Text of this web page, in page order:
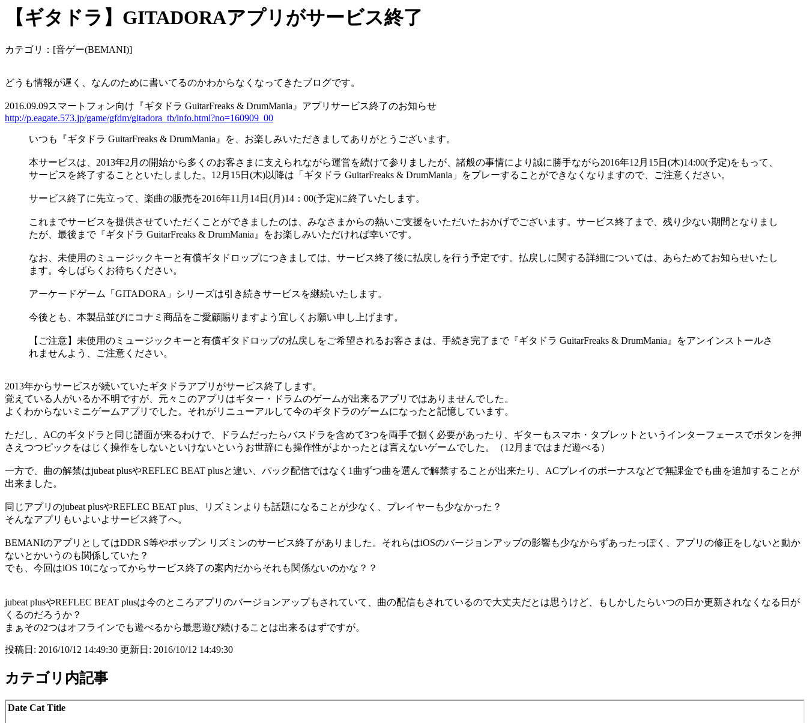
【ギタドラ】GITADORAアプリがサービス終了
カテゴリ：[音ゲー(BEMANI)]
どうも情報が遅く、なんのために書いてるのかわからなくなってきたブログです。
2016.09.09スマートフォン向け『ギタドラ GuitarFreaks & DrumMania』アプリサービス終了のお知らせ
http://p.eagate.573.jp/game/gfdm/gitadora_tb/info.html?no=160909_00
いつも『ギタドラ GuitarFreaks & DrumMania』を、お楽しみいただきましてありがとうございます。
本サービスは、2013年2月の開始から多くのお客さまに支えられながら運営を続けて参りましたが、諸般の事情により誠に勝手ながら2016年12月15日(木)14:00(予定)をもって、
サービスを終了することといたしました。12月15日(木)以降は「ギタドラ GuitarFreaks & DrumMania」をプレーすることができなくなりますので、ご注意ください。
サービス終了に先立って、楽曲の販売を2016年11月14日(月)14：00(予定)に終了いたします。
これまでサービスを提供させていただくことができましたのは、みなさまからの熱いご支援をいただいたおかげでございます。サービス終了まで、残り少ない期間となりまし
たが、最後まで『ギタドラ GuitarFreaks & DrumMania』をお楽しみいただければ幸いです。
なお、未使用のミュージックキーと有償ギタドロップにつきましては、サービス終了後に払戻しを行う予定です。払戻しに関する詳細については、あらためてお知らせいたし
ます。今しばらくお待ちください。
アーケードゲーム「GITADORA」シリーズは引き続きサービスを継続いたします。
今後とも、本製品並びにコナミ商品をご愛顧賜りますよう宜しくお願い申し上げます。
【ご注意】未使用のミュージックキーと有償ギタドロップの払戻しをご希望されるお客さまは、手続き完了まで『ギタドラ GuitarFreaks & DrumMania』をアンインストールさ
れませんよう、ご注意ください。
2013年からサービスが続いていたギタドラアプリがサービス終了します。
覚えている人がいるか不明ですが、元々このアプリはギター・ドラムのゲームが出来るアプリではありませんでした。
よくわからないミニゲームアプリでした。それがリニューアルして今のギタドラのゲームになったと記憶しています。
ただし、ACのギタドラと同じ譜面が来るわけで、ドラムだったらバスドラを含めて3つを両手で捌く必要があったり、ギターもスマホ・タブレットというインターフェースでボタンを押
さえつつピックをはじく操作をしないといけないというお世辞にも操作性がよかったとは言えないゲームでした。（12月まではまだ遊べる）
一方で、曲の解禁はjubeat plusやREFLEC BEAT plusと違い、パック配信ではなく1曲ずつ曲を選んで解禁することが出来たり、ACプレイのボーナスなどで無課金でも曲を追加することが
出来ました。
同じアプリのjubeat plusやREFLEC BEAT plus、リズミンよりも話題になることが少なく、プレイヤーも少なかった？
そんなアプリもいよいよサービス終了へ。
BEMANIのアプリとしてはDDR S等やポップン リズミンのサービス終了がありました。それらはiOSのバージョンアップの影響も少なからずあったっぽく、アプリの修正をしないと動か
ないとかいうのも関係していた？
でも、今回はiOS 10になってからサービス終了の案内だからそれも関係ないのかな？？
jubeat plusやREFLEC BEAT plusは今のところアプリのバージョンアップもされていて、曲の配信もされているので大丈夫だとは思うけど、もしかしたらいつの日か更新されなくなる日が
くるのだろうか？
まぁその2つはオフラインでも遊べるから最悪遊び続けることは出来るはずですが。
投稿日: 2016/10/12 14:49:30 更新日: 2016/10/12 14:49:30
カテゴリ内記事